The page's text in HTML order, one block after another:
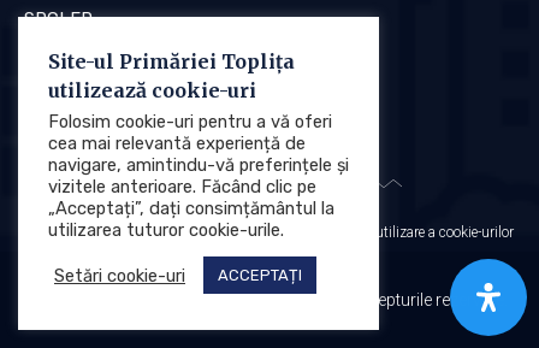
SPCLEP
Stare civilă
Poliția locală
Protecția datelor cu caracter personal (GDPR) Politica de utilizare a cookie-urilor
Primăria Municipiului Toplița © 2025. Toate drepturile rezervate.
Site-ul Primăriei Toplița
utilizează cookie-uri
Folosim cookie-uri pentru a vă oferi
cea mai relevantă experiență de
navigare, amintindu-vă preferințele și
vizitele anterioare. Făcând clic pe
„Acceptați”, dați consimțământul la
utilizarea tuturor cookie-urile.
Setări cookie-uri ACCEPTAȚI